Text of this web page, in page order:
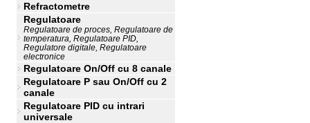
Refractometre
Regulatoare
Regulatoare de proces, Regulatoare de
temperatura, Regulatoare PID,
Regulatore digitale, Regulatoare
electronice
Regulatoare On/Off cu 8 canale
Regulatoare P sau On/Off cu 2
canale
Regulatoare PID cu intrari
universale